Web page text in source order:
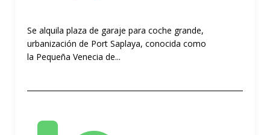
Se alquila plaza de garaje para coche grande,
urbanización de Port Saplaya, conocida como
la Pequeña Venecia de...